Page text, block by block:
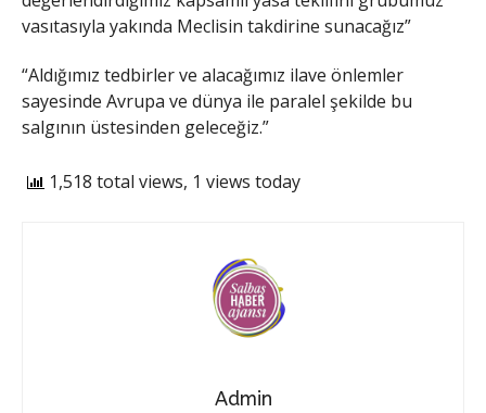
vasıtasıyla yakında Meclisin takdirine sunacağız”
“Aldığımız tedbirler ve alacağımız ilave önlemler
sayesinde Avrupa ve dünya ile paralel şekilde bu
salgının üstesinden geleceğiz.”
1,518 total views, 1 views today
Admin